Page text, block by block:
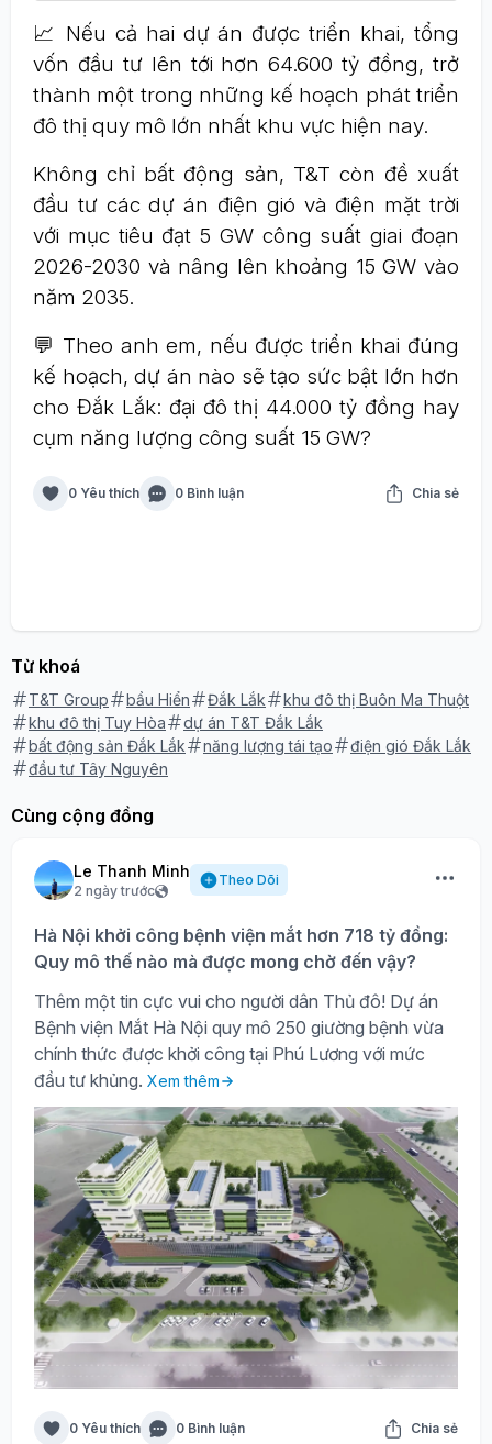
📈 Nếu cả hai dự án được triển khai, tổng
vốn đầu tư lên tới hơn 64.600 tỷ đồng, trở
thành một trong những kế hoạch phát triển
đô thị quy mô lớn nhất khu vực hiện nay.
Không chỉ bất động sản, T&T còn đề xuất
đầu tư các dự án điện gió và điện mặt trời
với mục tiêu đạt 5 GW công suất giai đoạn
2026-2030 và nâng lên khoảng 15 GW vào
năm 2035.
💬 Theo anh em, nếu được triển khai đúng
kế hoạch, dự án nào sẽ tạo sức bật lớn hơn
cho Đắk Lắk: đại đô thị 44.000 tỷ đồng hay
cụm năng lượng công suất 15 GW?
0 Yêu thích 0 Bình luận Chia sẻ
Từ khoá
T&T Group bầu Hiển Đắk Lắk
khu đô thị Buôn Ma Thuột
khu đô thị Tuy Hòa
dự án T&T Đắk Lắk
bất động sản Đắk Lắk
năng lượng tái tạo
điện gió Đắk Lắk
đầu tư Tây Nguyên
Cùng cộng đồng
Le Thanh Minh
2 ngày trước
Theo Dõi
Hà Nội khởi công bệnh viện mắt hơn 718 tỷ đồng:
Quy mô thế nào mà được mong chờ đến vậy?
Thêm một tin cực vui cho người dân Thủ đô! Dự án
Bệnh viện Mắt Hà Nội quy mô 250 giường bệnh vừa
chính thức được khởi công tại Phú Lương với mức
đầu tư khủng. Xem thêm
0 Yêu thích 0 Bình luận Chia sẻ